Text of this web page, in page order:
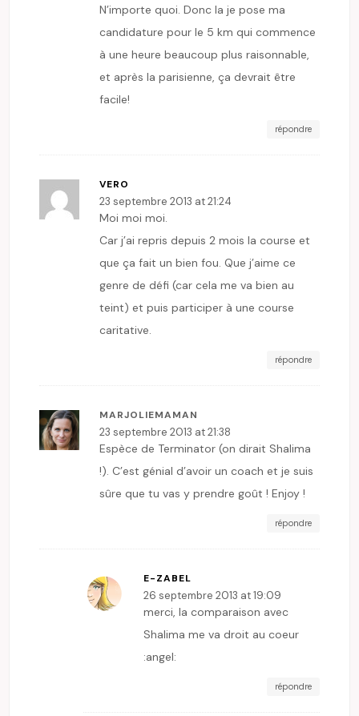
N’importe quoi. Donc la je pose ma
candidature pour le 5 km qui commence
à une heure beaucoup plus raisonnable,
et après la parisienne, ça devrait être
facile!
répondre
VERO
23 septembre 2013 at 21:24
Moi moi moi.
Car j’ai repris depuis 2 mois la course et
que ça fait un bien fou. Que j’aime ce
genre de défi (car cela me va bien au
teint) et puis participer à une course
caritative.
répondre
MARJOLIEMAMAN
23 septembre 2013 at 21:38
Espèce de Terminator (on dirait Shalima
!). C’est génial d’avoir un coach et je suis
sûre que tu vas y prendre goût ! Enjoy !
répondre
E-ZABEL
26 septembre 2013 at 19:09
merci, la comparaison avec
Shalima me va droit au coeur
:angel:
répondre